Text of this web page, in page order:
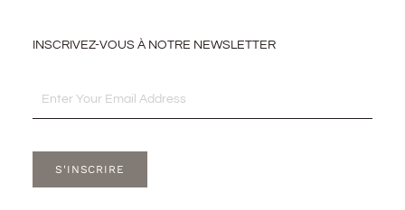
INSCRIVEZ-VOUS À NOTRE NEWSLETTER
S'INSCRIRE